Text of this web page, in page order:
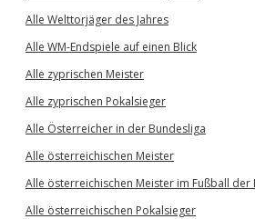
Alle Welttorjäger des Jahres
Alle WM-Endspiele auf einen Blick
Alle zyprischen Meister
Alle zyprischen Pokalsieger
Alle Österreicher in der Bundesliga
Alle österreichischen Meister
Alle österreichischen Meister im Fußball der
Alle österreichischen Pokalsieger